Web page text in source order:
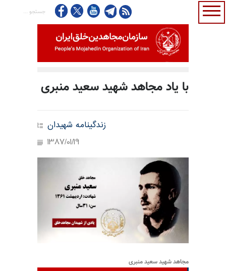
با یاد مجاهد شهید سعید منبری
زندگینامه شهیدان
1387/01/19
مجاهد شهید سعید منبری